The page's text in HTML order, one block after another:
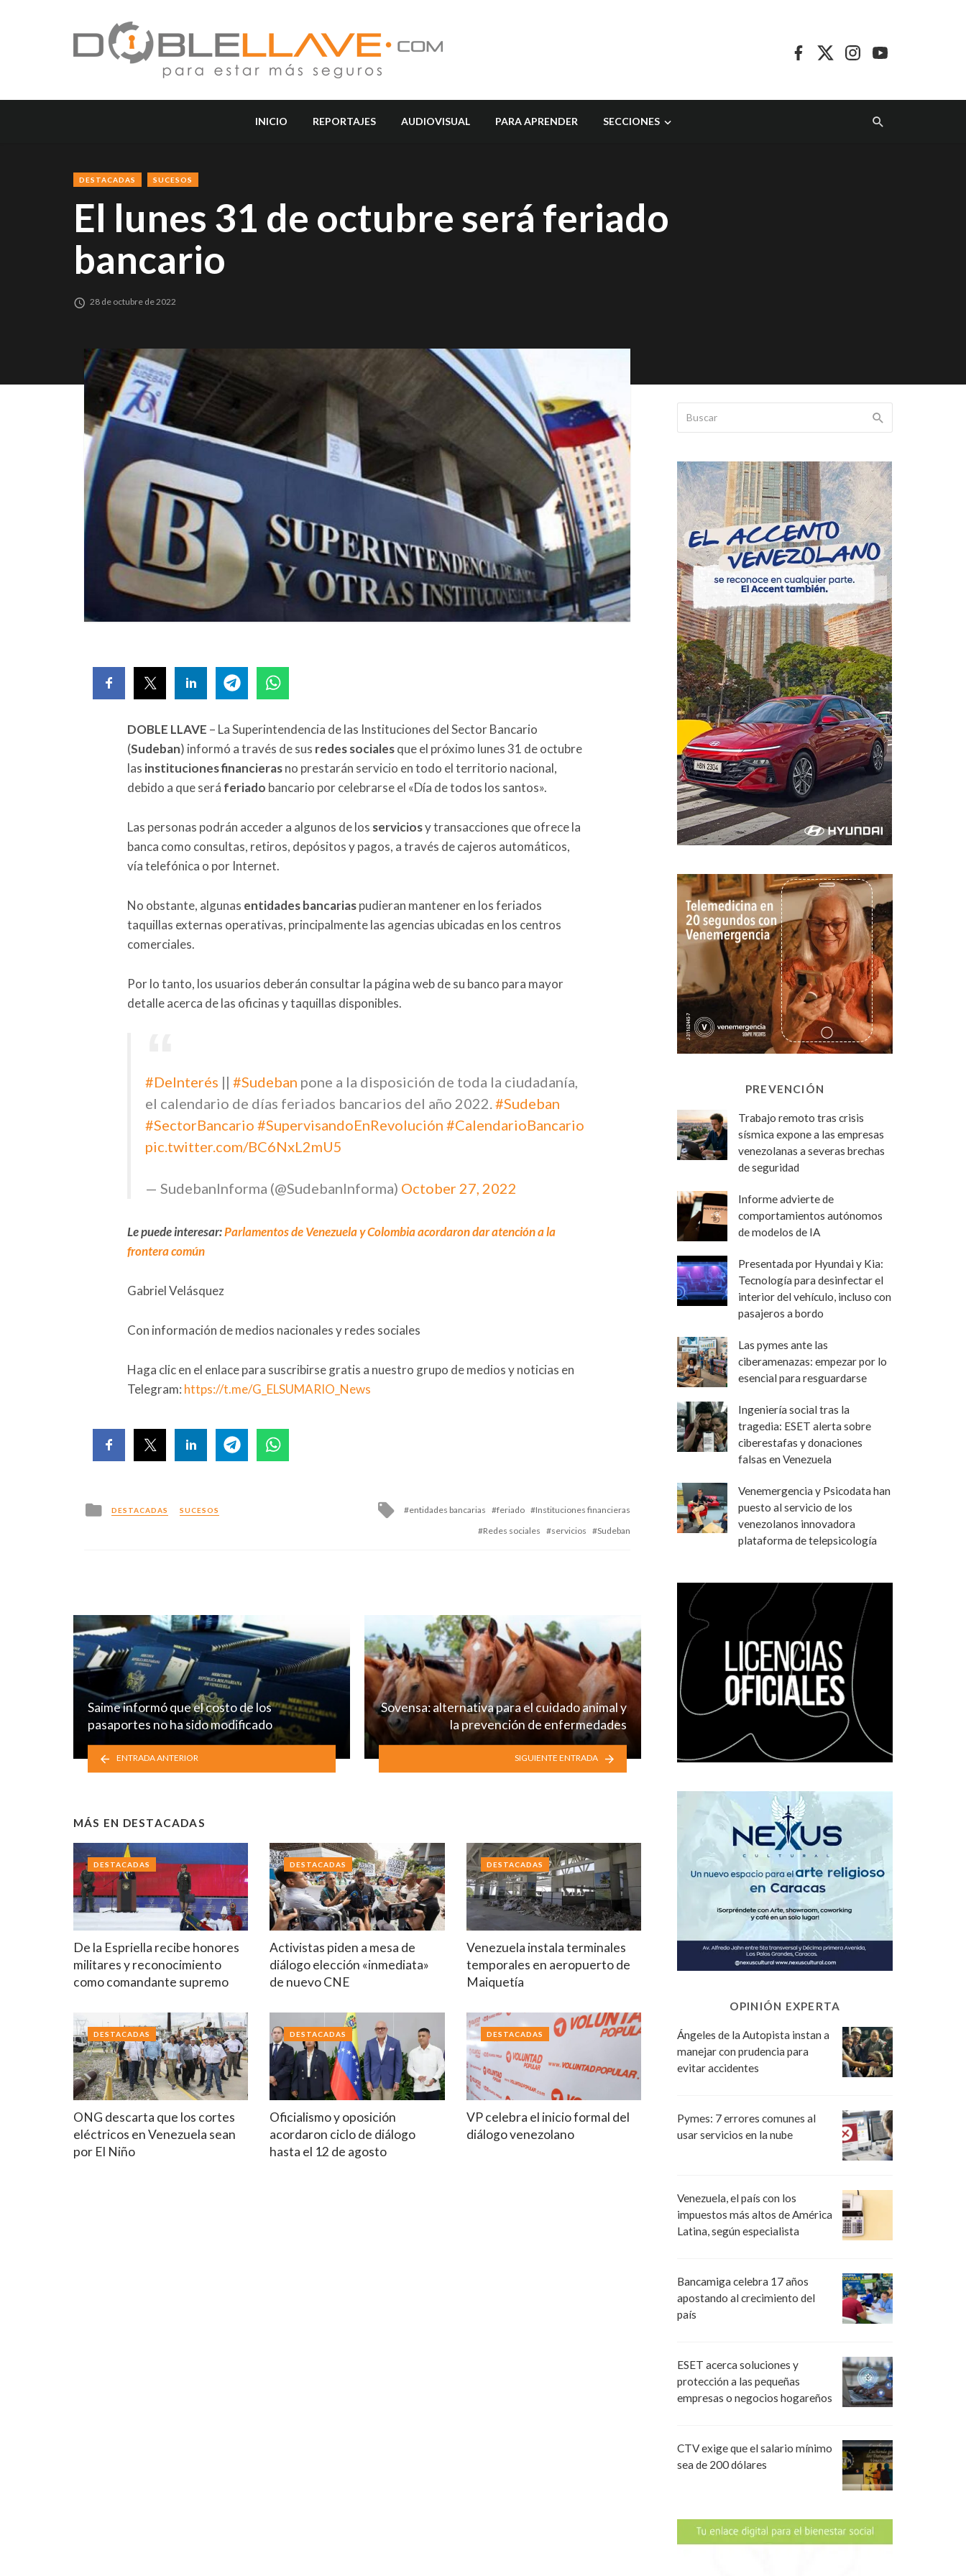
INICIO REPORTAJES AUDIOVISUAL PARA APRENDER SECCIONES
DESTACADAS SUCESOS
El lunes 31 de octubre será feriado
bancario
28 de octubre de 2022
DOBLE LLAVE – La Superintendencia de las Instituciones del Sector Bancario
(Sudeban) informó a través de sus redes socialesque el próximo lunes 31 de octubre
las instituciones financierasno prestarán servicio en todo el territorio nacional,
debido a que será feriado bancario por celebrarse el «Día de todos los santos».
Las personas podrán acceder a algunos de los serviciosy transacciones que ofrece la
banca como consultas, retiros, depósitos y pagos, a través de cajeros automáticos,
vía telefónica o por Internet.
No obstante, algunas entidades bancariaspudieran mantener en los feriados
taquillas externas operativas, principalmente las agencias ubicadas en los centros
comerciales.
Por lo tanto, los usuarios deberán consultar la página web de su banco para mayor
detalle acerca de las oficinas y taquillas disponibles.
#DeInterés || #Sudeban pone a la disposición de toda la ciudadanía,
el calendario de días feriados bancarios del año 2022. #Sudeban
#SectorBancario #SupervisandoEnRevolución #CalendarioBancario
pic.twitter.com/BC6NxL2mU5
— SudebanInforma (@SudebanInforma) October 27, 2022
Le puede interesar:Parlamentos de Venezuela y Colombia acordaron dar atención a la
frontera común
Gabriel Velásquez
Con información de medios nacionales y redes sociales
Haga clic en el enlace para suscribirse gratis a nuestro grupo de medios y noticias en
Telegram: https://t.me/G_ELSUMARIO_News
Posted
in
DESTACADAS SUCESOS
Tagged
with
entidades bancarias feriado
Instituciones financieras
Redes sociales
servicios Sudeban
Saime informó que el costo de los
pasaportes no ha sido modificado
ENTRADA ANTERIOR
Sovensa: alternativa para el cuidado animal y
la prevención de enfermedades
SIGUIENTE ENTRADA
MÁS EN DESTACADAS
De la Espriella recibe honores
militares y reconocimiento
como comandante supremo
DESTACADAS
Activistas piden a mesa de
diálogo elección «inmediata»
de nuevo CNE
DESTACADAS
Venezuela instala terminales
temporales en aeropuerto de
Maiquetía
DESTACADAS
ONG descarta que los cortes
eléctricos en Venezuela sean
por El Niño
DESTACADAS
Oficialismo y oposición
acordaron ciclo de diálogo
hasta el 12 de agosto
DESTACADAS
VP celebra el inicio formal del
diálogo venezolano
DESTACADAS
PREVENCIÓN
Trabajo remoto tras crisis
sísmica expone a las empresas
venezolanas a severas brechas
de seguridad
Informe advierte de
comportamientos autónomos
de modelos de IA
Presentada por Hyundai y Kia:
Tecnología para desinfectar el
interior del vehículo, incluso con
pasajeros a bordo
Las pymes ante las
ciberamenazas: empezar por lo
esencial para resguardarse
Ingeniería social tras la
tragedia: ESET alerta sobre
ciberestafas y donaciones
falsas en Venezuela
Venemergencia y Psicodata han
puesto al servicio de los
venezolanos innovadora
plataforma de telepsicología
OPINIÓN EXPERTA
Ángeles de la Autopista instan a
manejar con prudencia para
evitar accidentes
Pymes: 7 errores comunes al
usar servicios en la nube
Venezuela, el país con los
impuestos más altos de América
Latina, según especialista
Bancamiga celebra 17 años
apostando al crecimiento del
país
ESET acerca soluciones y
protección a las pequeñas
empresas o negocios hogareños
CTV exige que el salario mínimo
sea de 200 dólares